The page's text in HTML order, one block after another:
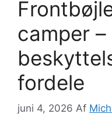
camper
fordele
juni 4, 2026 Af